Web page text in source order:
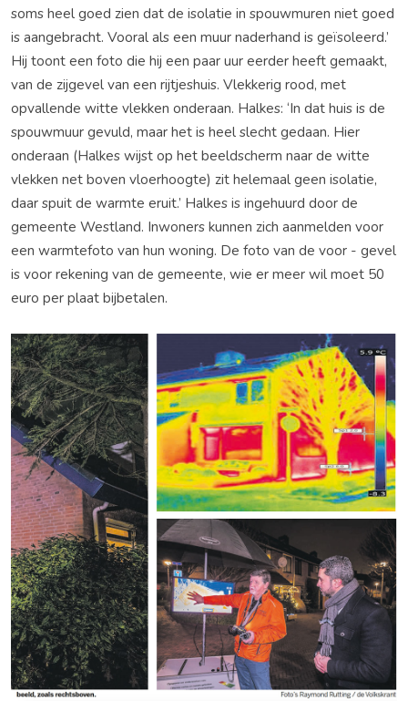
soms heel goed zien dat de isolatie in spouwmuren niet goed
is aangebracht. Vooral als een muur naderhand is geïsoleerd.’
Hij toont een foto die hij een paar uur eerder heeft gemaakt,
van de zijgevel van een rijtjeshuis. Vlekkerig rood, met
opvallende witte vlekken onderaan. Halkes: ‘In dat huis is de
spouwmuur gevuld, maar het is heel slecht gedaan. Hier
onderaan (Halkes wijst op het beeldscherm naar de witte
vlekken net boven vloerhoogte) zit helemaal geen isolatie,
daar spuit de warmte eruit.’ Halkes is ingehuurd door de
gemeente Westland. Inwoners kunnen zich aanmelden voor
een warmtefoto van hun woning. De foto van de voor - gevel
is voor rekening van de gemeente, wie er meer wil moet 50
euro per plaat bijbetalen.